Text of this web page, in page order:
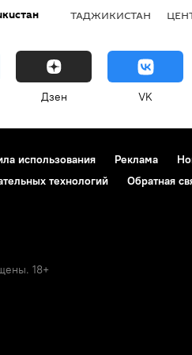
ТАДЖИКИСТАН
Дзен VK
использования Реклама
технологий
Обратная
18+